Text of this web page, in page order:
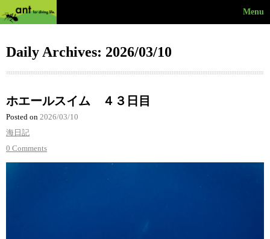
Menu
Daily Archives: 2026/03/10
ホエールスイム ４３日目
Posted on 2026/03/10
海日記
0 Comments